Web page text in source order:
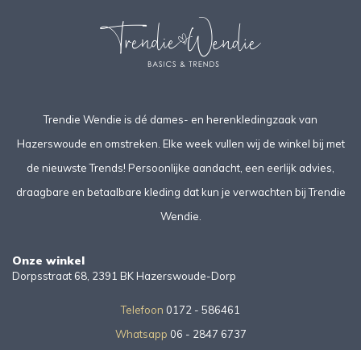
Trendie Wendie is dé dames- en herenkledingzaak van
Hazerswoude en omstreken. Elke week vullen wij de winkel bij met
de nieuwste Trends! Persoonlijke aandacht, een eerlijk advies,
draagbare en betaalbare kleding dat kun je verwachten bij Trendie
Wendie.
Onze winkel
Dorpsstraat 68, 2391 BK Hazerswoude-Dorp
Telefoon 0172 - 586461
Whatsapp 06 - 2847 6737